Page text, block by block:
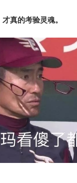
真的考验灵魂。